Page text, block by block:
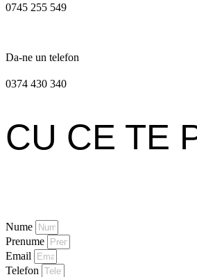
0745 255 549
Da-ne un telefon
0374 430 340
CU CE TE
Nume
Prenume
Email
Telefon